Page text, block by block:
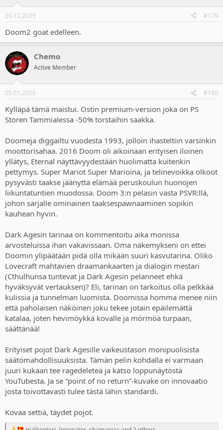
s
26.12.2025 #179
Doom2 goat edelleen.
Chemo
Active Member
05.01.2026 #180
Kylläpä tämä maistui. Ostin premium-version joka on PS
Storen Tammialessa -50% torstaihin saakka.
Doomeja diggailtu vuodesta 1993, jolloin ihasteltiin varsinkin
moottorisahaa. 2016 Doom oli aikoinaan erityisen iloinen
yllätys, Eternal näyttävyydestään huolimatta kuitenkin
pettymys. Super Mariot Super Marioina, ja telinevoikka olkoot
pysyvästi taakse jäänyttä elämää peruskoulun huonojen
liikuntatuntien muodossa. Doom 3:n pelasin vasta PSVR:llä,
johon sarjalle ominainen taaksespawnaaminen sopikin
kauhean hyvin.
Dark Agesin tarinaa on kommentoitu aika monissa
arvosteluissa ihan vakavissaan. Oma näkemykseni on ettei
Doomin ylipäätään pidä olla mikään suuri kasvutarina. Oliko
Lovecraft mahtavien draamankaarten ja dialogin mestari
(Cthulhunsa tuntevat ja Dark Agesin pelanneet ehkä
hyväksyvät vertauksen)? Eli, tarinan on tarkoitus olla pelkkää
kulissia ja tunnelman luomista. Doomissa homma menee niin
että paholaisen näköinen joku tekee jotain epäilemättä
katalaa, joten hevimöykkä kovalle ja mörmöä turpaan,
säättänää!
Erityiset pojot Dark Agesille vaikeustason monipuolisista
säätömahdollisuuksista. Tämän pelin kohdalla ei varmaan
juuri kukaan tee ragedeleteä ja katso loppunäytöstä
YouTubesta. Ja se ”point of no return”-kuvake on innovaatio
josta toivottavasti tulee tästä lähin standardi.
Kovaa settiä, täydet pojot.